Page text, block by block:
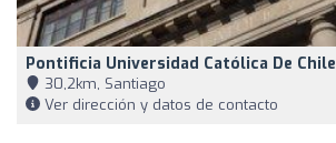
Pontificia Universidad Católica De Chile
30,2km, Santiago
Ver dirección y datos de contacto